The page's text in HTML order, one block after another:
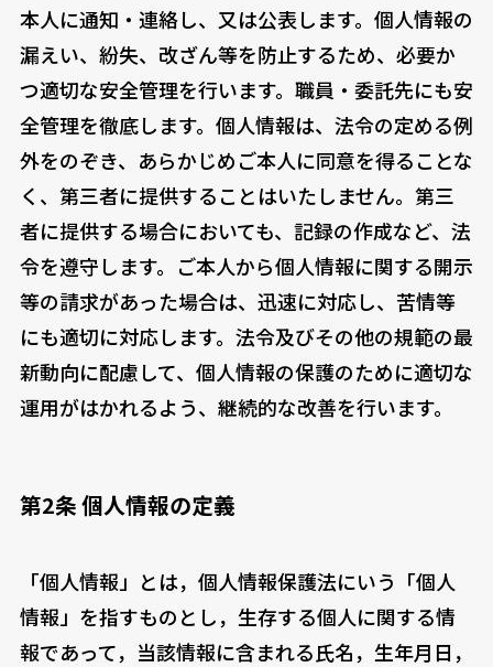
本人に通知・連絡し、又は公表します。個人情報の
漏えい、紛失、改ざん等を防止するため、必要か
つ適切な安全管理を行います。職員・委託先にも安
全管理を徹底します。個人情報は、法令の定める例
外をのぞき、あらかじめご本人に同意を得ることな
く、第三者に提供することはいたしません。第三
者に提供する場合においても、記録の作成など、法
令を遵守します。ご本人から個人情報に関する開示
等の請求があった場合は、迅速に対応し、苦情等
にも適切に対応します。法令及びその他の規範の最
新動向に配慮して、個人情報の保護のために適切な
運用がはかれるよう、継続的な改善を行います。
第2条 個人情報の定義
「個人情報」とは，個人情報保護法にいう「個人
情報」を指すものとし，生存する個人に関する情
報であって，当該情報に含まれる氏名，生年月日，